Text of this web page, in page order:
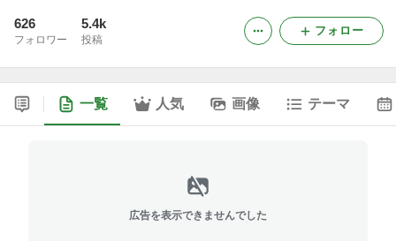
626
フォロワー
5.4k
投稿
フォロー
一覧 人気 画像 テーマ
広告を表示できませんでした